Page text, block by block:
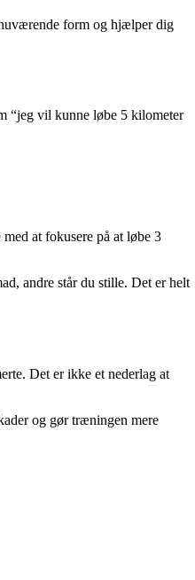
form og hjælper dig
“jeg vil kunne løbe 5 kilometer
at fokusere på at løbe 3
andre står du stille. Det er helt
Det er ikke et nederlag at
og gør træningen mere